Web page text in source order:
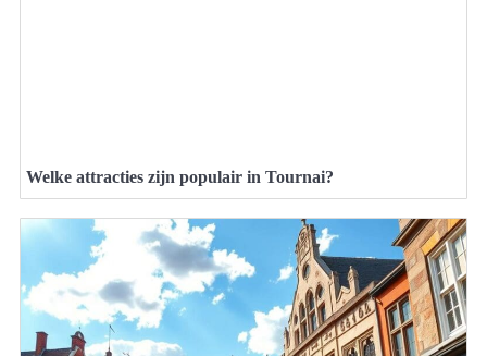
Welke attracties zijn populair in Tournai?